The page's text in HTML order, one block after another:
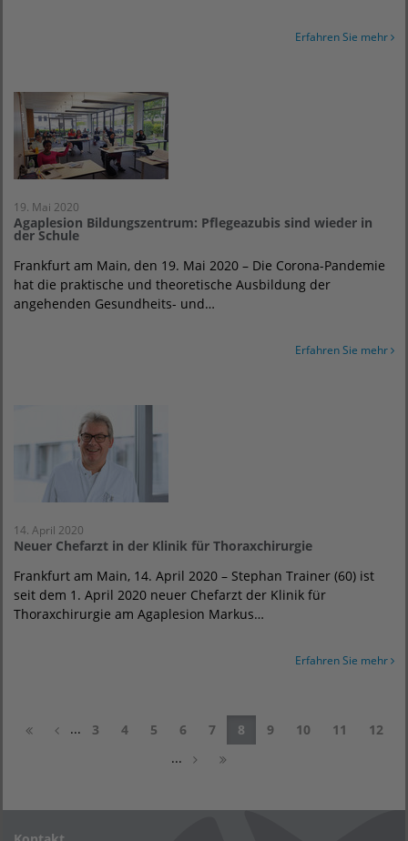
Erfahren Sie mehr
19. Mai 2020
Agaplesion Bildungszentrum: Pflegeazubis sind wieder in
der Schule
Frankfurt am Main, den 19. Mai 2020 – Die Corona-Pandemie
hat die praktische und theoretische Ausbildung der
angehenden Gesundheits- und…
Erfahren Sie mehr
14. April 2020
Neuer Chefarzt in der Klinik für Thoraxchirurgie
Frankfurt am Main, 14. April 2020 – Stephan Trainer (60) ist
seit dem 1. April 2020 neuer Chefarzt der Klinik für
Thoraxchirurgie am Agaplesion Markus…
Erfahren Sie mehr
... 3 4 5 6 7 8 9 10 11
12
...